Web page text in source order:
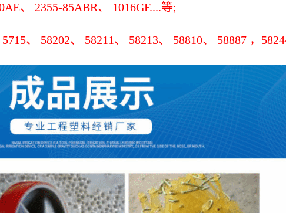
、 2355-85ABR、 1016GF....等;
、 58202、 58211、 58213、 58810、 58887 ，